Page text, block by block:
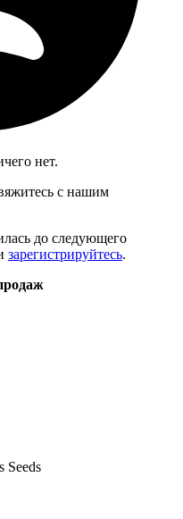
нет.
с нашим
до следующего
зарегистрируйтесь.
Seeds